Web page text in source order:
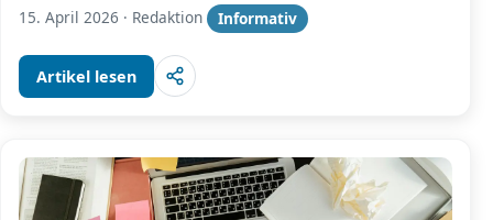
15. April 2026 · Redaktion Informativ
Artikel lesen